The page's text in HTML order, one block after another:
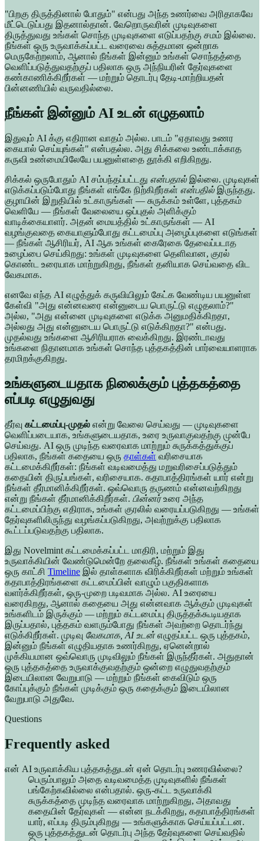
"பிறகு திருத்தினால் போதும்" என்பது அந்த உணர்வை அரிதாகவே
மீட்டெடுப்பது இதனால்தான். வேறொருவரின் முடிவுகளை
திருத்துவது உங்கள் சொந்த முடிவுகளை எடுப்பதற்கு சமம் இல்லை.
நீங்கள் ஒரு உருவாக்கப்பட்ட வரைவை சுத்தமான ஒன்றாக
மெருகேற்றலாம், ஆனால் நீங்கள் இன்னும் உங்கள் சொந்தத்தை
வெளிப்படுத்துவதற்குப் பதிலாக ஒரு அந்நியரின் தேர்வுகளை
கண்காணிக்கிறீர்கள் — மற்றும் தொடர்பு தேடி-மாற்றியதன்
பின்னணியில் வருவதில்லை.
நீங்கள் இன்னும் AI உடன் எழுதலாம்
இதுவும் AI க்கு எதிரான வாதம் அல்ல. பாடம் "ஏதாவது உணர
கையால் செய்யுங்கள்" என்பதல்ல. அது சிக்கலை உண்டாக்காத
கருவி உண்மையிலேயே பயனுள்ளதை தூக்கி எறிகிறது.
சிக்கல் ஒருபோதும் AI சம்பந்தப்பட்டது என்பதால்இல்லை. முடிவுகள்
எடுக்கப்படும்போது நீங்கள் எங்கே நிற்கிறீர்கள் என்பதில்இருந்தது.
குழாயின் இறுதியில் உட்காருங்கள் — சுருக்கம் உள்ளே, புத்தகம்
வெளியே — நீங்கள் வேலையை ஒப்புதல் அளிக்கும்
வாடிக்கையாளர். அதன் மையத்தில் உட்காருங்கள் — AI
வழங்குவதை கையாளும்போது கட்டமைப்பு அழைப்புகளை எடுங்கள்
— நீங்கள் ஆசிரியர், AI ஆக உங்கள் கைரேகை தேவைப்படாத
உழைப்பை செய்கிறது: உங்கள் முடிவுகளை தெளிவான, குரல்
கொண்ட உரையாக மாற்றுகிறது, நீங்கள் தனியாக செய்வதை விட
வேகமாக.
எனவே எந்த AI எழுத்துக் கருவியிலும் கேட்க வேண்டிய பயனுள்ள
கேள்வி "அது என்னவரை என்னுடைய பொருட்டு எழுதலாம்?"
அல்ல, "அது என்னை முடிவுகளை எடுக்க அனுமதிக்கிறதா,
அல்லது அது என்னுடைய பொருட்டு எடுக்கிறதா?" என்பது.
முதல்வது உங்களை ஆசிரியராக வைக்கிறது. இரண்டாவது
உங்களை நிதானமாக உங்கள் சொந்த புத்தகத்தின் பார்வையாளராக
தரமிறக்குகிறது.
உங்களுடையதாக நிலைக்கும் புத்தகத்தை
எப்படி எழுதுவது
தீர்வு கட்டமைப்பு-முதல் என்று வேலை செய்வது — முடிவுகளை
வெளிப்படையாக, உங்களுடையதாக, உரை உருவாகுவதற்கு முன்பே
செய்வது. AI ஒரு முடிந்த வரைவாக மாற்றும் சுருக்கத்துக்குப்
பதிலாக, நீங்கள் கதையை ஒரு தாள்கள் வரிசையாக
கட்டமைக்கிறீர்கள்: நீங்கள் வடிவமைத்து மறுவரிசைப்படுத்தும்
கதையின் திருப்பங்கள், வரிசையாக. கதாபாத்திரங்கள் யார் என்று
நீங்கள் தீர்மானிக்கிறீர்கள். ஒவ்வொரு தருணம் என்னவற்கிறது
என்று நீங்கள் தீர்மானிக்கிறீர்கள். பின்னர்உரை அந்த
கட்டமைப்பிற்கு எதிராக, உங்கள் குரலில் வரையப்படுகிறது — உங்கள்
தேர்வுகளிலிருந்து வழங்கப்படுகிறது, அவற்றுக்கு பதிலாக
கூட்டப்படுவதற்கு பதிலாக.
இது Novelmint கட்டமைக்கப்பட்ட மாதிரி, மற்றும் இது
உருவாக்கியின் வேண்டுமென்றே தலைகீழ். நீங்கள் உங்கள் கதையை
ஒரு காட்சி Timeline இல் தாள்களாக விரிக்கிறீர்கள் மற்றும் உங்கள்
கதாபாத்திரங்களை கட்டமைப்பின் வாழும் பகுதிகளாக
வளர்க்கிறீர்கள், ஒரு-முறை படிவமாக அல்ல. AI உரையை
வரைகிறது, ஆனால் கதையை அது என்னவாக ஆக்கும் முடிவுகள்
உங்களிடம் இருக்கும் — மற்றும் கட்டமைப்பு திருத்தக்கூடியதாக
இருப்பதால், புத்தகம் வளரும்போது நீங்கள் அவற்றை தொடர்ந்து
எடுக்கிறீர்கள். முடிவு வேகமாக, AI உடன்எழுதப்பட்ட ஒரு புத்தகம்,
இன்னும் நீங்கள் எழுதியதாக உணர்கிறது, ஏனென்றால்
முக்கியமான ஒவ்வொரு முடிவிலும் நீங்கள் இருந்தீர்கள். அதுதான்
ஒரு புத்தகத்தை உருவாக்குவதற்கும் ஒன்றை எழுதுவதற்கும்
இடையிலான வேறுபாடு — மற்றும் நீங்கள் கைவிடும் ஒரு
கோப்புக்கும் நீங்கள் முடிக்கும் ஒரு கதைக்கும் இடையிலான
வேறுபாடு அதுவே.
Questions
Frequently asked
என் AI உருவாக்கிய புத்தகத்துடன் ஏன் தொடர்பு உணரவில்லை?
பெரும்பாலும் அதை வடிவமைத்த முடிவுகளில் நீங்கள்
பங்கேற்கவில்லை என்பதால். ஒரு-கட்ட உருவாக்கி
சுருக்கத்தை முடிந்த வரைவாக மாற்றுகிறது, அதாவது
கதையின் தேர்வுகள் — என்ன நடக்கிறது, கதாபாத்திரங்கள்
யார், எப்படி திரும்புகிறது — உங்களுக்காக செய்யப்பட்டன.
ஒரு புத்தகத்துடன் தொடர்பு அந்த தேர்வுகளை செய்வதில்